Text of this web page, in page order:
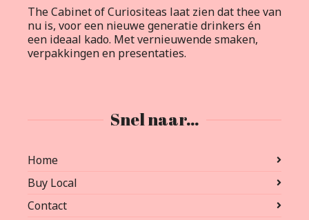
The Cabinet of Curiositeas laat zien dat thee van
nu is, voor een nieuwe generatie drinkers én
een ideaal kado. Met vernieuwende smaken,
verpakkingen en presentaties.
Snel naar…
Home
Buy Local
Contact